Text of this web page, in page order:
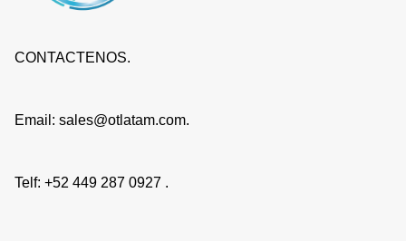
CONTACTENOS.
Email: sales@otlatam.com.
Telf: +52 449 287 0927 .